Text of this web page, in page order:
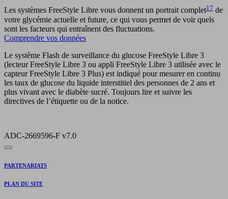
Les systèmes FreeStyle Libre vous donnent un portrait complet17 de
votre glycémie actuelle et future, ce qui vous permet de voir quels
sont les facteurs qui entraînent des fluctuations.
Comprendre vos données
Le système Flash de surveillance du glucose FreeStyle Libre 3
(lecteur FreeStyle Libre 3 ou appli FreeStyle Libre 3 utilisée avec le
capteur FreeStyle Libre 3 Plus) est indiqué pour mesurer en continu
les taux de glucose du liquide interstitiel des personnes de 2 ans et
plus vivant avec le diabète sucré. Toujours lire et suivre les
directives de l’étiquette ou de la notice.
ADC-2669596-F v7.0
PARTENARIATS
PLAN DU SITE